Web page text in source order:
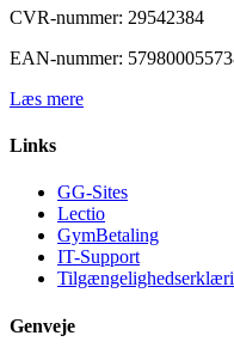
CVR-nummer: 29542384
EAN-nummer:
Læs mere
Links
GG-Sites
Lectio
GymBetaling
IT-Support
Genveje